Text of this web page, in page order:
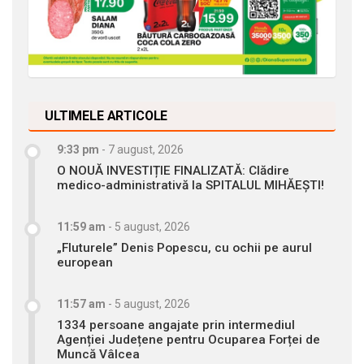
ULTIMELE ARTICOLE
9:33 pm - 7 august, 2026
O NOUĂ INVESTIȚIE FINALIZATĂ: Clădire
medico-administrativă la SPITALUL MIHĂEȘTI!
11:59 am - 5 august, 2026
„Fluturele” Denis Popescu, cu ochii pe aurul
european
11:57 am - 5 august, 2026
1334 persoane angajate prin intermediul
Agenției Județene pentru Ocuparea Forței de
Muncă Vâlcea